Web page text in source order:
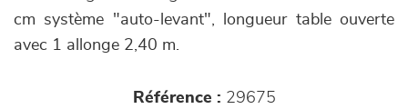
cm système "auto-levant", longueur table ouverte
avec 1 allonge 2,40 m.
Référence : 29675